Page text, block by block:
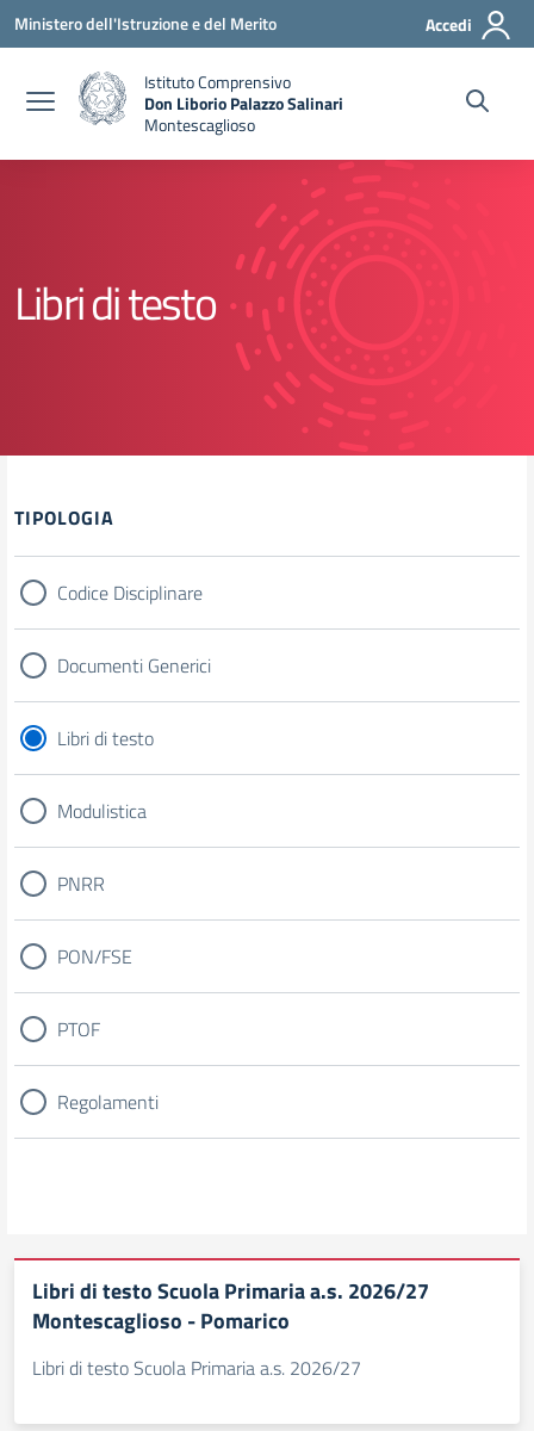
Vai ai contenuti
Vai al menu di navigazione
Vai al footer
Ministero dell'Istruzione e del Merito Accedi
Istituto Comprensivo
Don Liborio Palazzo Salinari
Montescaglioso
Libri di testo
TIPOLOGIA
Codice Disciplinare
Documenti Generici
Libri di testo
Modulistica
PNRR
PON/FSE
PTOF
Regolamenti
Libri di testo Scuola Primaria a.s. 2026/27
Montescaglioso - Pomarico
Libri di testo Scuola Primaria a.s. 2026/27